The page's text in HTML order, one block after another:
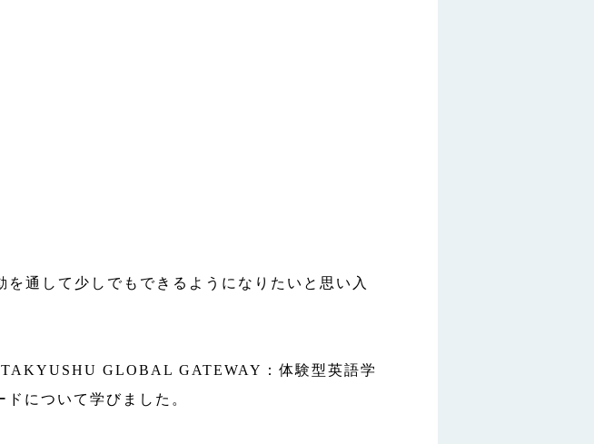
通して少しでもできるようになりたいと思い入
GLOBAL GATEWAY：体験型英語学
について学びました。